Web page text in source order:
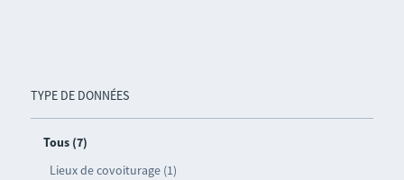
TYPE DE DONNÉES
Tous (7)
Lieux de covoiturage (1)